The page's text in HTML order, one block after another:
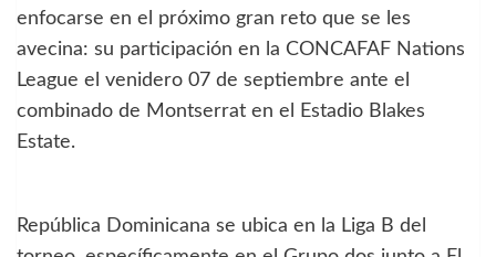
enfocarse en el próximo gran reto que se les
avecina: su participación en la CONCAFAF Nations
League el venidero 07 de septiembre ante el
combinado de Montserrat en el Estadio Blakes
Estate.
República Dominicana se ubica en la Liga B del